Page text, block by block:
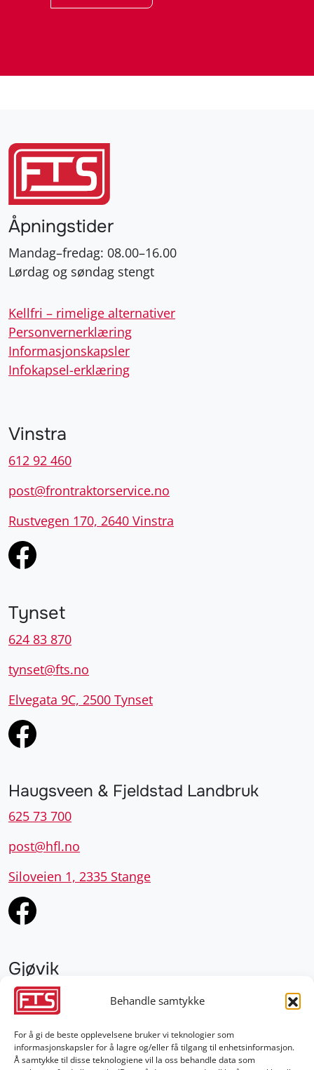
Behandle samtykke
For å gi de beste opplevelsene bruker vi teknologier som
informasjonskapsler for å lagre og/eller få tilgang til enhetsinformasjon.
Å samtykke til disse teknologiene vil la oss behandle data som
Åpningstider
Mandag–fredag: 08.00–16.00
Lørdag og søndag stengt
Kellfri – rimelige alternativer
Personvernerklæring
Informasjonskapsler
Infokapsel-erklæring
Vinstra
612 92 460
post@frontraktorservice.no
Rustvegen 170, 2640 Vinstra
Tynset
624 83 870
tynset@fts.no
Elvegata 9C, 2500 Tynset
Haugsveen & Fjeldstad Landbruk
625 73 700
post@hfl.no
Siloveien 1, 2335 Stange
Gjøvik
952 28 000
Damvegen 4, 2827 Hunndalen